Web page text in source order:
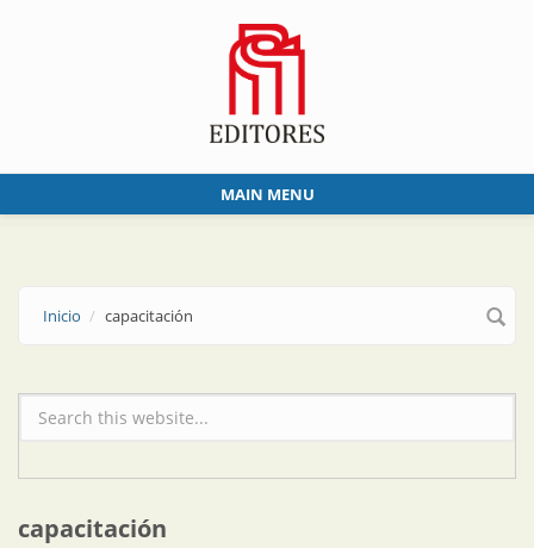
MAIN MENU
Inicio capacitación
Formulario de búsqueda
capacitación